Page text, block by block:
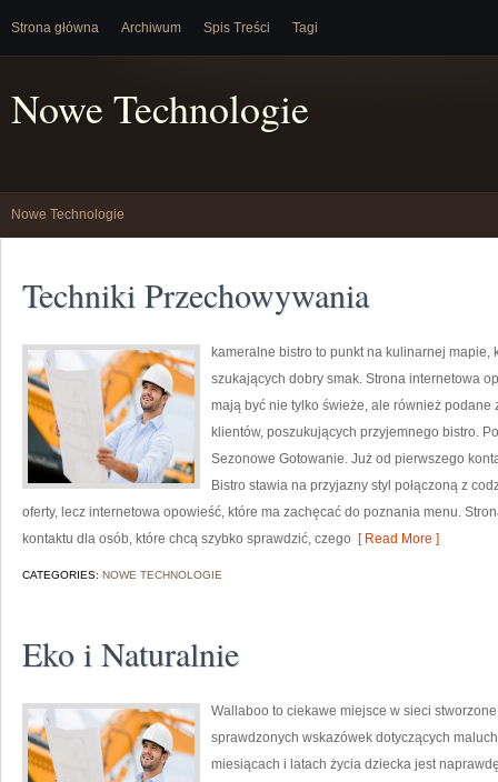
Strona główna Archiwum Spis Treści Tagi
Nowe Technologie
Nowe Technologie
Techniki Przechowywania
kameralne bistro to punkt na kulinarnej mapie,
szukających dobry smak. Strona internetowa
mają być nie tylko świeże, ale również podane
klientów, poszukujących przyjemnego bistro.
Sezonowe Gotowanie. Już od pierwszego
Bistro stawia na przyjazny styl połączoną z
oferty, lecz internetowa opowieść, które ma zachęcać do poznania menu.
kontaktu dla osób, które chcą szybko sprawdzić, czego [ Read More ]
CATEGORIES: NOWE TECHNOLOGIE
Eko i Naturalnie
Wallaboo to ciekawe miejsce w sieci
sprawdzonych wskazówek dotyczących
miesiącach i latach życia dziecka jest